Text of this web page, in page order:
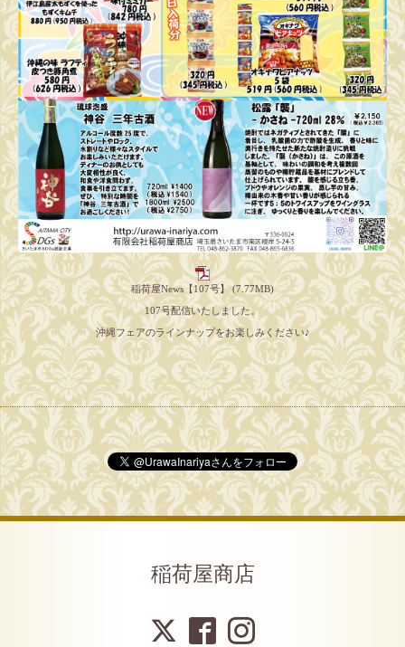
稲荷屋News【107号】 (7.77MB)
107号配信いたしました。
沖縄フェアのラインナップをお楽しみください♪
稲荷屋商店